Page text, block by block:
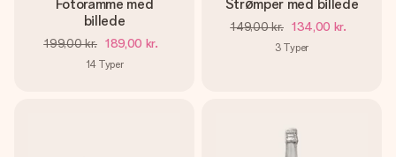
Fotoramme med
billede
199,00 kr. 189,00 kr.
14 Typer
Strømper med billede
149,00 kr. 134,00 kr.
3 Typer